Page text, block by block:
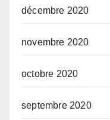
décembre 2020
novembre 2020
octobre 2020
septembre 2020